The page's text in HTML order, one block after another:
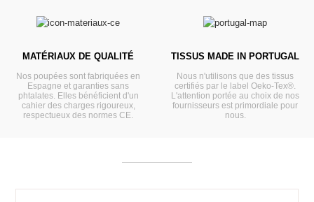
MATÉRIAUX DE QUALITÉ
Nos poupées sont fabriquées en
Espagne et garanties sans
phtalates. Elles bénéficient d'un
cahier des charges rigoureux,
respectueux des normes CE.
TISSUS MADE IN PORTUGAL
Nous n'utilisons que des tissus
certifiés par le label Oeko-Tex®.
L'attention portée au choix de nos
fournisseurs est primordiale pour
nous.